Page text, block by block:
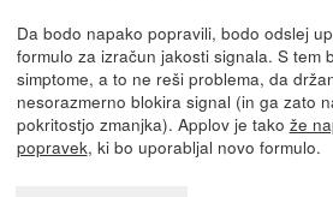
Da bodo napako popravili, bodo odslej
formulo za izračun jakosti signala. S tem
simptome, a to ne reši problema, da
nesorazmerno blokira signal (in ga zato
pokritostjo zmanjka). Applov je tako že
popravek, ki bo uporabljal novo formulo.